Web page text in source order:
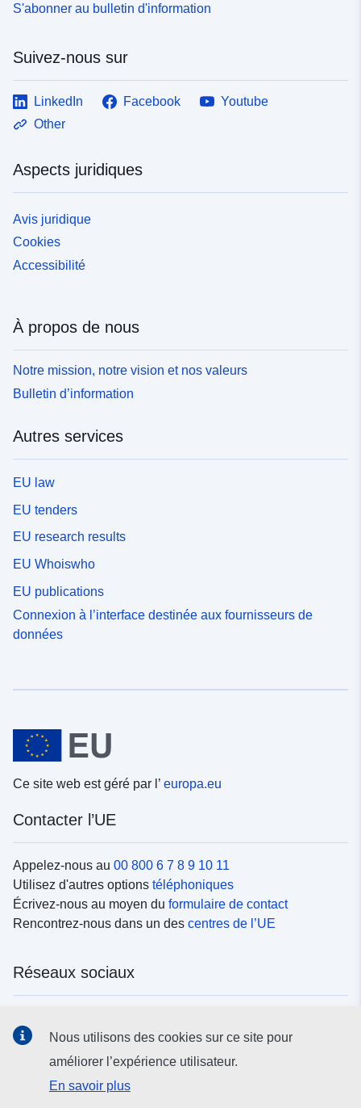
S'abonner au bulletin d'information
Suivez-nous sur
LinkedIn Facebook
Youtube
Other
Aspects juridiques
Avis juridique
Cookies
Accessibilité
À propos de nous
Notre mission, notre vision et nos valeurs
Bulletin d’information
Autres services
EU law
EU tenders
EU research results
EU Whoiswho
EU publications
Connexion à l’interface destinée aux fournisseurs de
données
Ce site web est géré par l’ europa.eu
Contacter l’UE
Appelez-nous au 00 800 6 7 8 9 10 11
Utilisez d'autres options téléphoniques
Écrivez-nous au moyen du formulaire de contact
Rencontrez-nous dans un des centres de l’UE
Réseaux sociaux
Institutions et organes de l’UE
Nous utilisons des cookies sur ce site pour
améliorer l’expérience utilisateur.
En savoir plus